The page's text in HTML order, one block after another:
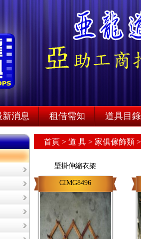
新消息 租借需知 道具目錄
首頁 > 道 具 > 家俱傢飾類
壁掛伸縮衣架
CIMG8496